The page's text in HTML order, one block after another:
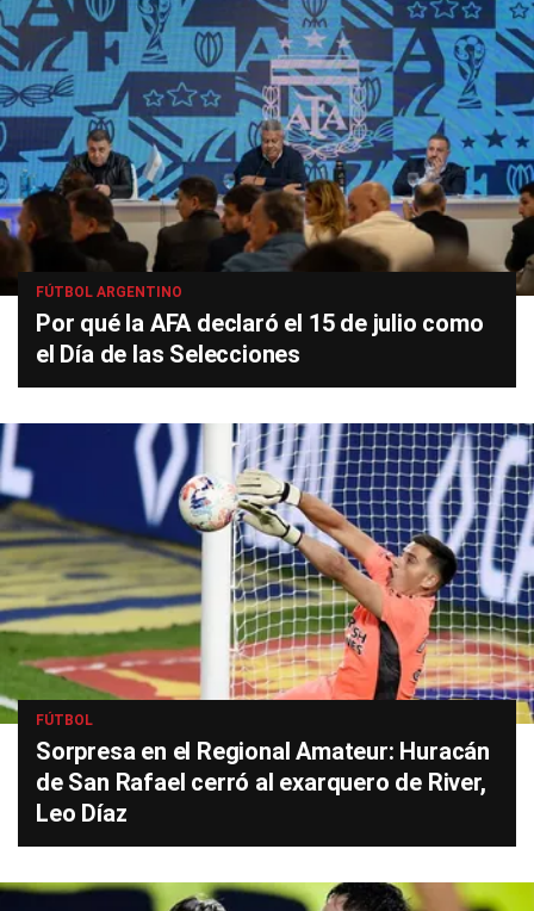
FÚTBOL ARGENTINO
Por qué la AFA declaró el 15 de julio como
el Día de las Selecciones
FÚTBOL
Sorpresa en el Regional Amateur: Huracán
de San Rafael cerró al exarquero de River,
Leo Díaz